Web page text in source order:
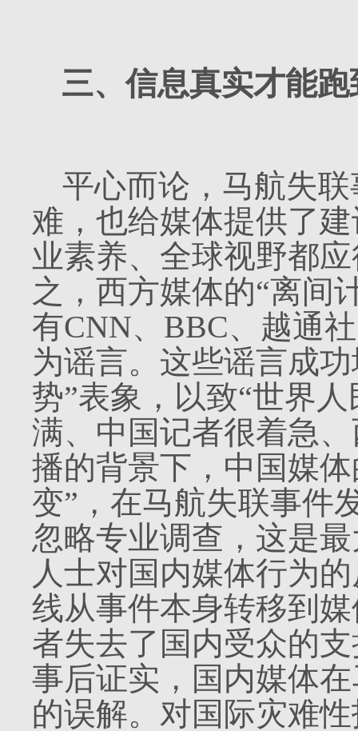
三、信息真实才能跑
平心而论，马航失
难，也给媒体提供了
业素养、全球视野都
之，西方媒体的“离间
有CNN、 BBC、越通
为谣言。这些谣言成
势”表象，以致“世界
满、中国记者很着急
播的背景下，中国媒
变”，在马航失联事件
忽略专业调查，这是
人士对国内媒体行为
线从事件本身转移到
者失去了国内受众的
事后证实，国内媒体
的误解。对国际灾难